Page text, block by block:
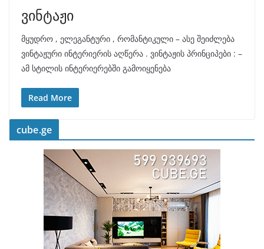
ვინტაჟი
მყუდრო , ელეგანტური , რომანტიკული – ასე შეიძლება
ვინტაჟური ინტერიერის აღწერა . ვინტაჟის პრინციპები : –
ამ სტილის ინტერიერებში გამოიყენება
Read More
cube.ge